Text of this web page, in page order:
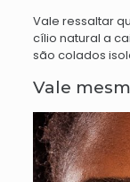
Vale ressaltar
cílio natural a
são colados
Vale